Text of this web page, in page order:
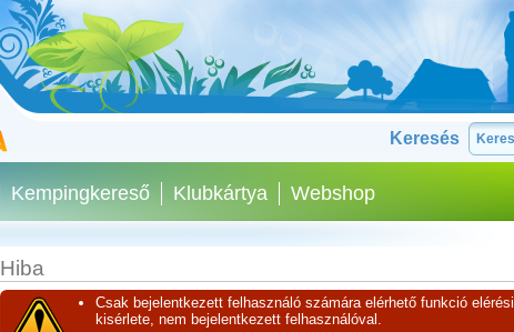
Keresés
Kempingkereső Klubkártya Webshop
Hiba
Csak bejelentkezett felhasználó számára elérhető funkció elérési
kisérlete, nem bejelentkezett felhasználóval.